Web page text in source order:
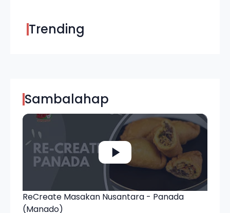
Trending
Sambalahap
ReCreate Masakan Nusantara - Panada
(Manado)